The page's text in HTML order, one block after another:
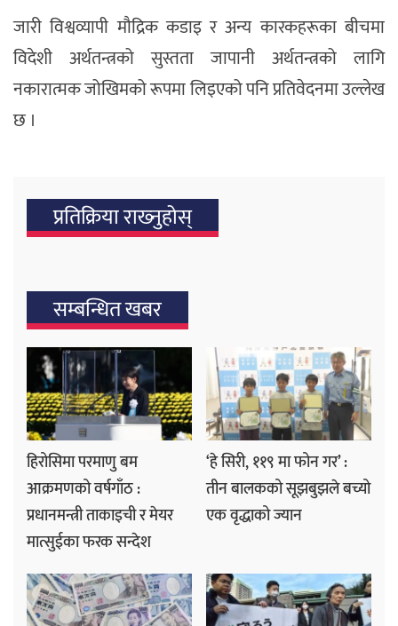
जारी विश्वव्यापी मौद्रिक कडाइ र अन्य कारकहरूका बीचमा
विदेशी अर्थतन्त्रको सुस्तता जापानी अर्थतन्त्रको लागि
नकारात्मक जोखिमको रूपमा लिइएको पनि प्रतिवेदनमा उल्लेख
छ ।
प्रतिक्रिया राख्‍नुहोस्
सम्बन्धित खबर
हिरोसिमा परमाणु बम
आक्रमणको वर्षगाँठ :
प्रधानमन्त्री ताकाइची र मेयर
मात्सुईका फरक सन्देश
‘हे सिरी, ११९ मा फोन गर’ :
तीन बालकको सूझबुझले बच्यो
एक वृद्धाको ज्यान